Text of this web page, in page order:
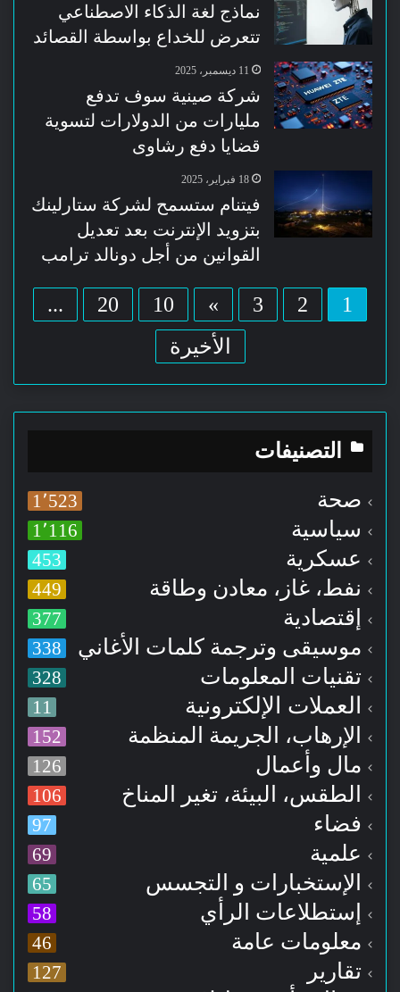
نماذج لغة الذكاء الاصطناعي
تتعرض للخداع بواسطة القصائد
11 ديسمبر، 2025
شركة صينية سوف تدفع
مليارات من الدولارات لتسوية
قضايا دفع رشاوى
18 فبراير، 2025
فيتنام ستسمح لشركة ستارلينك
بتزويد الإنترنت بعد تعديل
القوانين من أجل دونالد ترامب
1
2
3
»
10
20
...
الأخيرة
التصنيفات
صحة 1٬523
سياسية 1٬116
عسكرية 453
نفط، غاز، معادن وطاقة 449
إقتصادية 377
موسيقى وترجمة كلمات الأغاني 338
تقنيات المعلومات 328
العملات الإلكترونية 11
الإرهاب، الجريمة المنظمة 152
مال وأعمال 126
الطقس، البيئة، تغير المناخ 106
فضاء 97
علمية 69
الإستخبارات و التجسس 65
إستطلاعات الرأي 58
معلومات عامة 46
تقارير 127